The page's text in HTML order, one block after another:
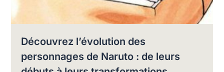
Découvrez l’évolution des
personnages de Naruto : de leurs